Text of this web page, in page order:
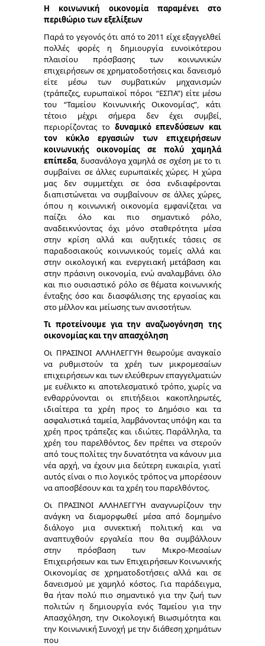
Η κοινωνική οικονομία παραμένει στο
περιθώριο των εξελίξεων
Παρά το γεγονός ότι από το 2011 είχε εξαγγελθεί
πολλές φορές η δημιουργία ευνοϊκότερου
πλαισίου πρόσβασης των κοινωνικών
επιχειρήσεων σε χρηματοδοτήσεις και δανεισμό
είτε μέσω των συμβατικών μηχανισμών
(τράπεζες, ευρωπαϊκοί πόροι “ΕΣΠΑ”) είτε μέσω
του “Ταμείου Κοινωνικής Οικονομίας”, κάτι
τέτοιο μέχρι σήμερα δεν έχει συμβεί,
περιορίζοντας το δυναμικό επενδύσεων και
τον κύκλο εργασιών των επιχειρήσεων
κοινωνικής οικονομίας σε πολύ χαμηλά
επίπεδα, δυσανάλογα χαμηλά σε σχέση με το τι
συμβαίνει σε άλλες ευρωπαϊκές χώρες. Η χώρα
μας δεν συμμετέχει σε όσα ενδιαφέρονται
διαπιστώνεται να συμβαίνουν σε άλλες χώρες,
όπου η κοινωνική οικονομία εμφανίζεται να
παίζει όλο και πιο σημαντικό ρόλο,
αναδεικνύοντας όχι μόνο σταθερότητα μέσα
στην κρίση αλλά και αυξητικές τάσεις σε
παραδοσιακούς κοινωνικούς τομείς αλλά και
στην οικολογική και ενεργειακή μετάβαση και
στην πράσινη οικονομία, ενώ αναλαμβάνει όλο
και πιο ουσιαστικό ρόλο σε θέματα κοινωνικής
ένταξης όσο και διασφάλισης της εργασίας και
στο μέλλον και μείωσης των ανισοτήτων.
Τι προτείνουμε για την αναζωογόνηση της
οικονομίας και την απασχόληση
Οι ΠΡΑΣΙΝΟΙ ΑΛΛΗΛΕΓΓΥΗ θεωρούμε αναγκαίο
να ρυθμιστούν τα χρέη των μικρομεσαίων
επιχειρήσεων και των ελεύθερων επαγγελματιών
με ευέλικτο κι αποτελεσματικό τρόπο, χωρίς να
ενθαρρύνονται οι επιτήδειοι κακοπληρωτές,
ιδιαίτερα τα χρέη προς το Δημόσιο και τα
ασφαλιστικά ταμεία, λαμβάνοντας υπόψη και τα
χρέη προς τράπεζες και ιδιώτες. Παράλληλα, τα
χρέη του παρελθόντος, δεν πρέπει να στερούν
από τους πολίτες την δυνατότητα να κάνουν μια
νέα αρχή, να έχουν μια δεύτερη ευκαιρία, γιατί
αυτός είναι ο πιο λογικός τρόπος να μπορέσουν
να αποσβέσουν και τα χρέη του παρελθόντος.
Οι ΠΡΑΣΙΝΟΙ ΑΛΛΗΛΕΓΓΥΗ αναγνωρίζουν την
ανάγκη να διαμορφωθεί μέσα από δομημένο
διάλογο μια συνεκτική πολιτική και να
αναπτυχθούν εργαλεία που θα συμβάλλουν
στην πρόσβαση των Μικρο-Μεσαίων
Επιχειρήσεων και των Επιχειρήσεων Κοινωνικής
Οικονομίας σε χρηματοδοτήσεις αλλά και σε
δανεισμού με χαμηλό κόστος. Για παράδειγμα,
θα ήταν πολύ πιο σημαντικό για την ζωή των
πολιτών η δημιουργία ενός Ταμείου για την
Απασχόληση, την Οικολογική Βιωσιμότητα και
την Κοινωνική Συνοχή με την διάθεση χρημάτων
που